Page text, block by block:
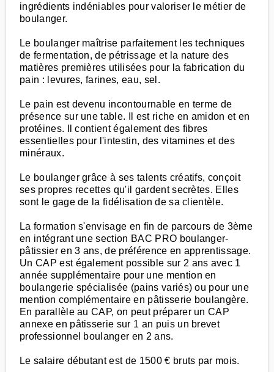
ingrédients indéniables pour valoriser le métier de
boulanger.
Le boulanger maîtrise parfaitement les techniques
de fermentation, de pétrissage et la nature des
matières premières utilisées pour la fabrication du
pain : levures, farines, eau, sel.
Le pain est devenu incontournable en terme de
présence sur une table. Il est riche en amidon et en
protéines. Il contient également des fibres
essentielles pour l'intestin, des vitamines et des
minéraux.
Le boulanger grâce à ses talents créatifs, conçoit
ses propres recettes qu'il gardent secrètes. Elles
sont le gage de la fidélisation de sa clientèle.
La formation s'envisage en fin de parcours de 3ème
en intégrant une section BAC PRO boulanger-
pâtissier en 3 ans, de préférence en apprentissage.
Un CAP est également possible sur 2 ans avec 1
année supplémentaire pour une mention en
boulangerie spécialisée (pains variés) ou pour une
mention complémentaire en pâtisserie boulangère.
En parallèle au CAP, on peut préparer un CAP
annexe en pâtisserie sur 1 an puis un brevet
professionnel boulanger en 2 ans.
Le salaire débutant est de 1500 € bruts par mois.